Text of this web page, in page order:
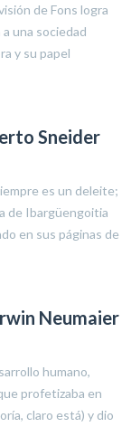
de Fons logra
una sociedad
y su papel
Sneider
es un deleite;
de Ibargüengoitia
en sus páginas de
Neumaier
humano,
profetizaba en
claro está) y dio